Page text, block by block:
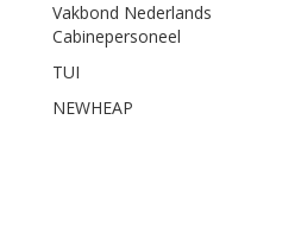
Vakbond Nederlands
Cabinepersoneel
TUI
NEWHEAP